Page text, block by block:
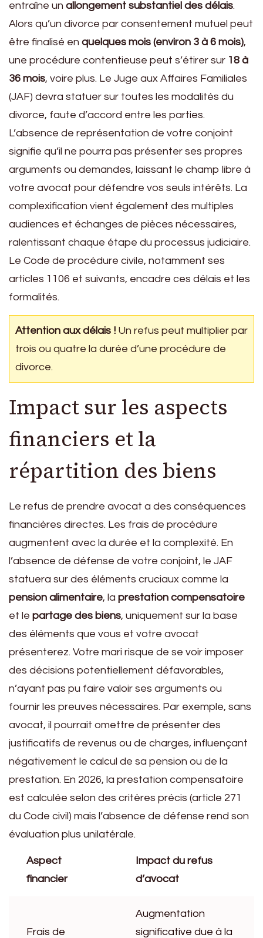
entraîne un allongement substantiel des délais.
Alors qu’un divorce par consentement mutuel peut
être finalisé en quelques mois (environ 3 à 6 mois),
une procédure contentieuse peut s’étirer sur 18 à
36 mois, voire plus. Le Juge aux Affaires Familiales
(JAF) devra statuer sur toutes les modalités du
divorce, faute d’accord entre les parties.
L’absence de représentation de votre conjoint
signifie qu’il ne pourra pas présenter ses propres
arguments ou demandes, laissant le champ libre à
votre avocat pour défendre vos seuls intérêts. La
complexification vient également des multiples
audiences et échanges de pièces nécessaires,
ralentissant chaque étape du processus judiciaire.
Le Code de procédure civile, notamment ses
articles 1106 et suivants, encadre ces délais et les
formalités.
Attention aux délais ! Un refus peut multiplier par
trois ou quatre la durée d’une procédure de
divorce.
Impact sur les aspects
financiers et la
répartition des biens
Le refus de prendre avocat a des conséquences
financières directes. Les frais de procédure
augmentent avec la durée et la complexité. En
l’absence de défense de votre conjoint, le JAF
statuera sur des éléments cruciaux comme la
pension alimentaire, la prestation compensatoire
et le partage des biens, uniquement sur la base
des éléments que vous et votre avocat
présenterez. Votre mari risque de se voir imposer
des décisions potentiellement défavorables,
n’ayant pas pu faire valoir ses arguments ou
fournir les preuves nécessaires. Par exemple, sans
avocat, il pourrait omettre de présenter des
justificatifs de revenus ou de charges, influençant
négativement le calcul de sa pension ou de la
prestation. En 2026, la prestation compensatoire
est calculée selon des critères précis (article 271
du Code civil) mais l’absence de défense rend son
évaluation plus unilatérale.
Aspect
financier
Impact du refus
d’avocat
Frais de
Augmentation
significative due à la